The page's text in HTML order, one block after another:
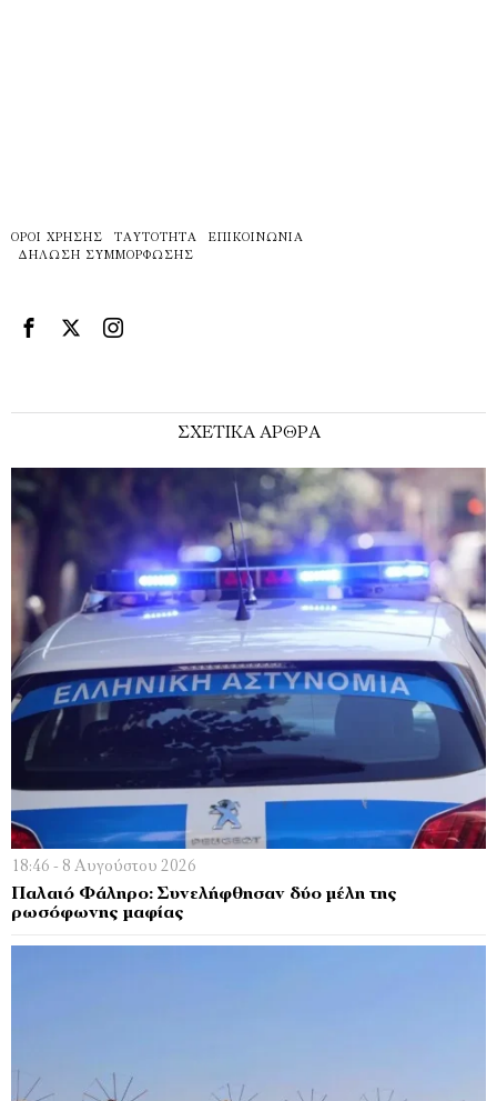
ΌΡΟΙ ΧΡΉΣΗΣ ΤΑΥΤΌΤΗΤΑ
ΕΠΙΚΟΙΝΩΝΊΑ
ΔΉΛΩΣΗ ΣΥΜΜΌΡΦΩΣΗΣ
ΣΧΕΤΙΚΑ ΑΡΘΡΑ
18:46 - 8 Αυγούστου 2026
Παλαιό Φάληρο: Συνελήφθησαν δύο μέλη της
ρωσόφωνης μαφίας